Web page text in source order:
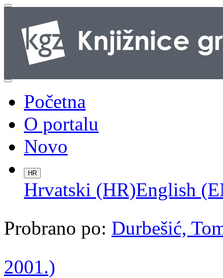
Početna
O portalu
Novo
HR
Hrvatski (HR)English
Probrano po: Durbešić,
2001.)